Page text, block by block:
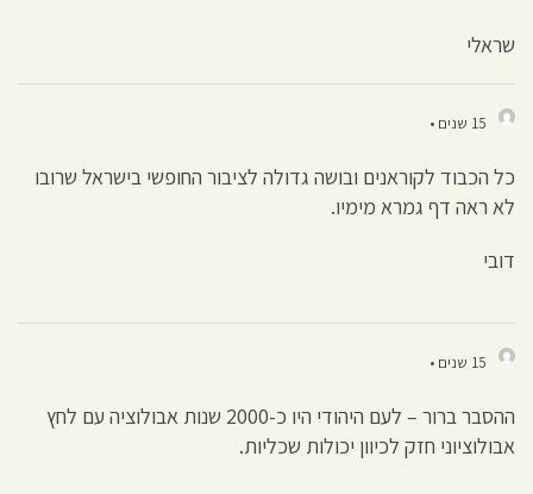
שראלי
15 שנים •
כל הכבוד לקוראנים ובושה גדולה לציבור החופשי בישראל שרובו
לא ראה דף גמרא מימיו.
דובי
15 שנים •
ההסבר ברור – לעם היהודי היו כ-2000 שנות אבולוציה עם לחץ
אבולוציוני חזק לכיוון יכולות שכליות.